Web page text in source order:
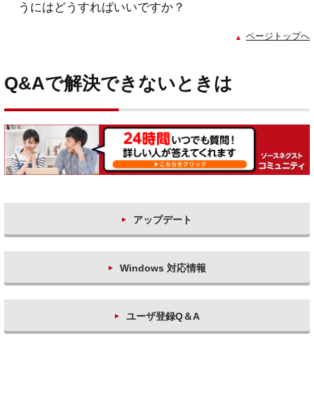
うにはどうすればいいですか？
ページトップへ
Q&Aで解決できないときは
アップデート
Windows 対応情報
ユーザ登録Q＆A